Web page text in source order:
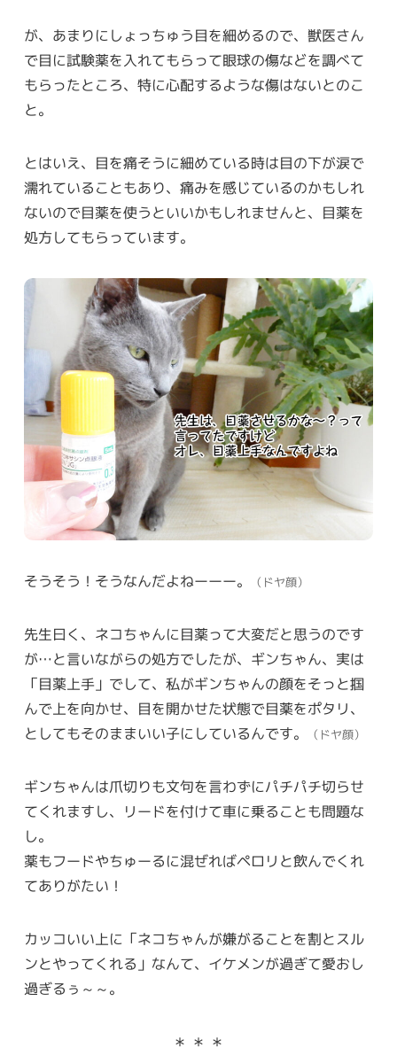
が、あまりにしょっちゅう目を細めるので、獣医さん
で目に試験薬を入れてもらって眼球の傷などを調べて
もらったところ、特に心配するような傷はないとのこ
と。
とはいえ、目を痛そうに細めている時は目の下が涙で
濡れていることもあり、痛みを感じているのかもしれ
ないので目薬を使うといいかもしれませんと、目薬を
処方してもらっています。
そうそう！そうなんだよねーーー。 （ドヤ顔）
先生曰く、ネコちゃんに目薬って大変だと思うのです
が…と言いながらの処方でしたが、ギンちゃん、実は
「目薬上手」でして、私がギンちゃんの顔をそっと掴
んで上を向かせ、目を開かせた状態で目薬をポタリ、
としてもそのままいい子にしているんです。
（ドヤ顔）
ギンちゃんは爪切りも文句を言わずにパチパチ切らせ
てくれますし、リードを付けて車に乗ることも問題な
し。
薬もフードやちゅーるに混ぜればペロリと飲んでくれ
てありがたい！
カッコいい上に「ネコちゃんが嫌がることを割とスル
ンとやってくれる」なんて、イケメンが過ぎて愛おし
過ぎるぅ～～。
＊ ＊ ＊